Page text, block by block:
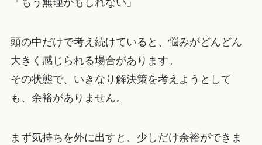
頭の中だけで考え続けていると、悩みがどんどん
大きく感じられる場合があります。
その状態で、いきなり解決策を考えようとして
も、余裕がありません。
まず気持ちを外に出すと、少しだけ余裕ができま